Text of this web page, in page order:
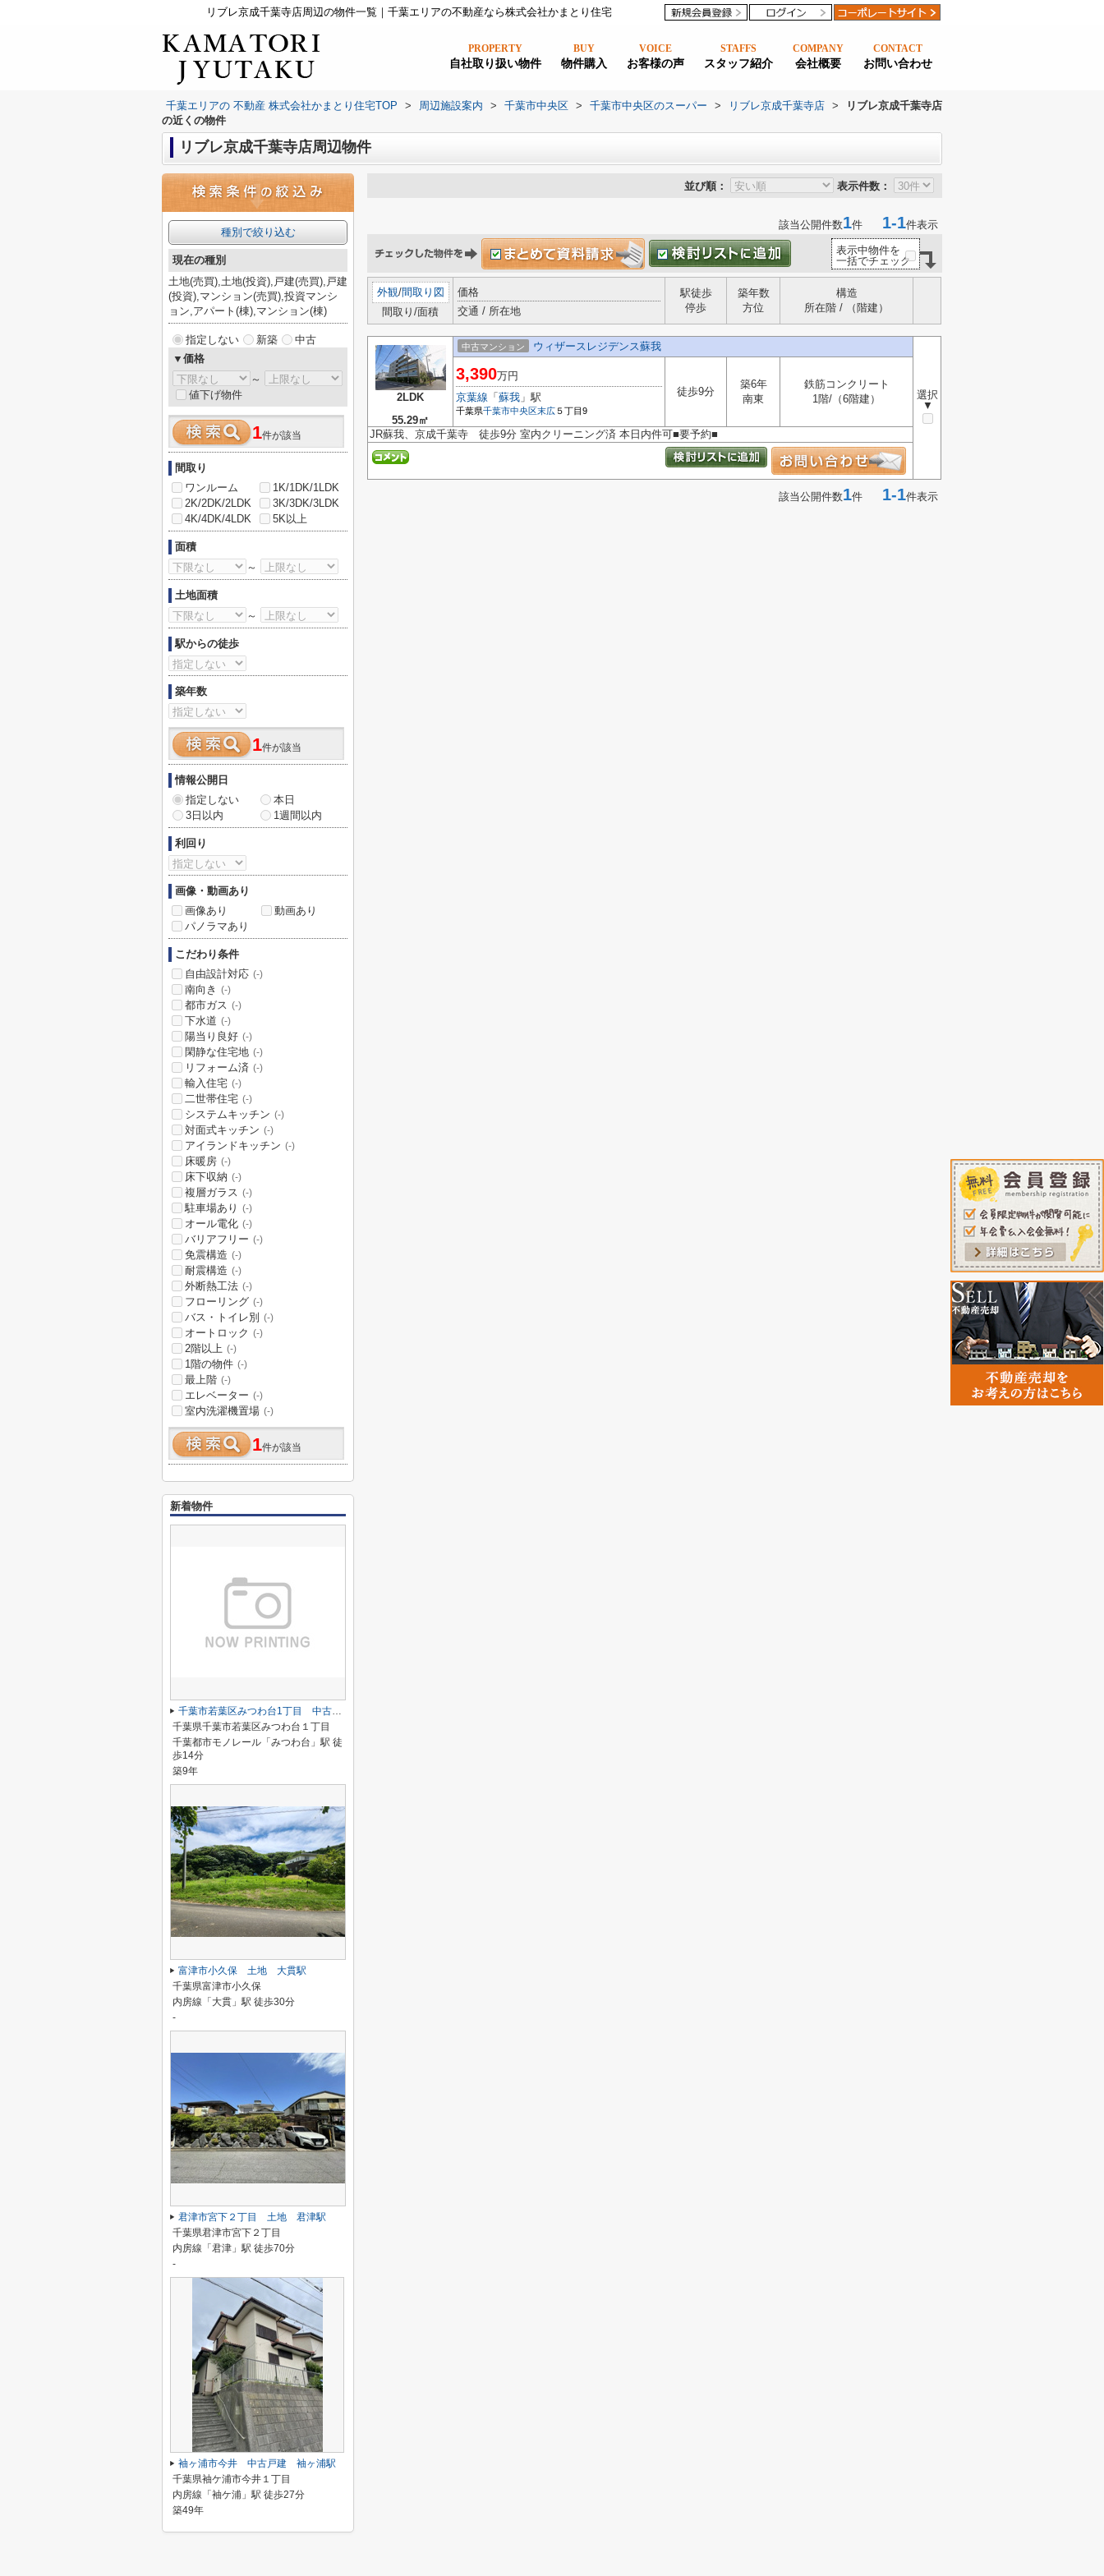
リブレ京成千葉寺店周辺の物件一覧｜千葉エリアの不動産なら株式会社かまとり住宅
PROPERTY
自社取り扱い物件
BUY
物件購入
VOICE
お客様の声
STAFFS
スタッフ紹介
COMPANY
会社概要
CONTACT
お問い合わせ
千葉エリアの 不動産 株式会社かまとり住宅TOP > 周辺施設案内 > 千葉市中央区 > 千葉市中央区のスーパー > リブレ京成千葉寺店 >
リブレ京成千葉寺店
の近くの物件
リブレ京成千葉寺店周辺物件
並び順： 表示件数：
該当公開件数1件 1-1件表示
表示中物件を
一括でチェック
外観/間取り図
間取り/面積
価格
交通 / 所在地
駅徒歩
停歩
築年数
方位
構造
所在階 / （階建）
2LDK
55.29㎡
中古マンション ウィザースレジデンス蘇我
選択
▼
3,390万円
京葉線 「 蘇我 」駅
千葉県千葉市中央区末広 ５丁目9
徒歩9分
築6年
南東
鉄筋コンクリート
1階/（6階建）
JR蘇我、京成千葉寺 徒歩9分 室内クリーニング済 本日内件可■要予約■
該当公開件数1件 1-1件表示
種別で絞り込む
現在の種別
土地(売買),土地(投資),戸建(売買),戸建
(投資),マンション(売買),投資マンシ
ョン,アパート(棟),マンション(棟)
指定しない 新築
中古
▼価格
～
値下げ物件
1件が該当
間取り
ワンルーム
1K/1DK/1LDK
2K/2DK/2LDK
3K/3DK/3LDK
4K/4DK/4LDK
5K以上
面積
～
土地面積
～
駅からの徒歩
築年数
1件が該当
情報公開日
指定しない
本日
3日以内
1週間以内
利回り
画像・動画あり
画像あり
動画あり
パノラマあり
こだわり条件
自由設計対応 (-)
南向き (-)
都市ガス (-)
下水道 (-)
陽当り良好 (-)
閑静な住宅地 (-)
リフォーム済 (-)
輸入住宅 (-)
二世帯住宅 (-)
システムキッチン (-)
対面式キッチン (-)
アイランドキッチン (-)
床暖房 (-)
床下収納 (-)
複層ガラス (-)
駐車場あり (-)
オール電化 (-)
バリアフリー (-)
免震構造 (-)
耐震構造 (-)
外断熱工法 (-)
フローリング (-)
バス・トイレ別 (-)
オートロック (-)
2階以上 (-)
1階の物件 (-)
最上階 (-)
エレベーター (-)
室内洗濯機置場 (-)
1件が該当
新着物件
千葉市若葉区みつわ台1丁目 中古戸建
千葉県千葉市若葉区みつわ台１丁目
千葉都市モノレール「みつわ台」駅 徒
歩14分
築9年
富津市小久保 土地 大貫駅
千葉県富津市小久保
内房線「大貫」駅 徒歩30分
-
君津市宮下２丁目 土地 君津駅
千葉県君津市宮下２丁目
内房線「君津」駅 徒歩70分
-
袖ヶ浦市今井 中古戸建 袖ヶ浦駅
千葉県袖ケ浦市今井１丁目
内房線「袖ケ浦」駅 徒歩27分
築49年